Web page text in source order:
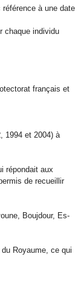
référence à une date
chaque individu
français et
1994 et 2004) à
répondait aux
de recueillir
Boujdour, Es-
Royaume, ce qui